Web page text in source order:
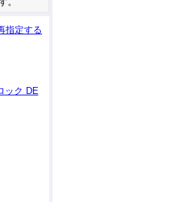
指定する
ック DE